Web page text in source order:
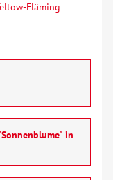
Fläming
in